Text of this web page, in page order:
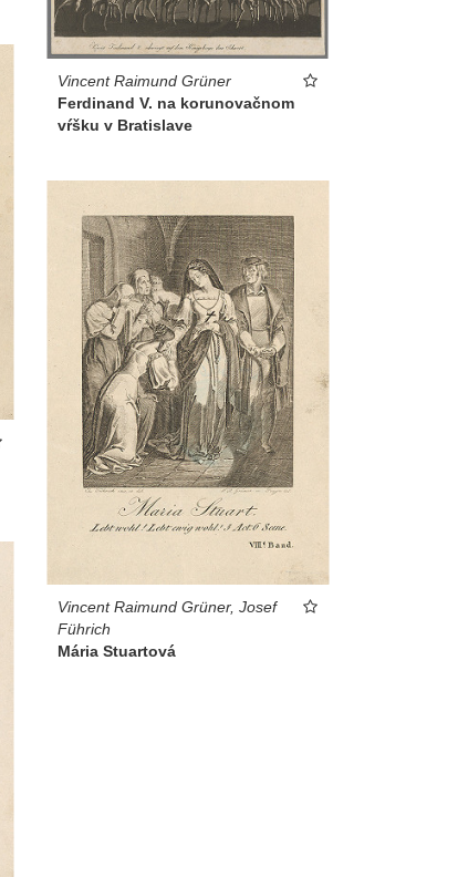
Vincent Raimund Grüner
Ferdinand V. na korunovačnom
vŕšku v Bratislave
Vincent Raimund Grüner, Josef
Führich
Mária Stuartová